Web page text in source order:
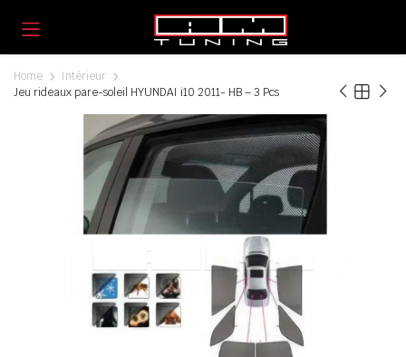
Home
Intérieur
Jeu rideaux pare-soleil HYUNDAI i10 2011- HB – 3 Pcs